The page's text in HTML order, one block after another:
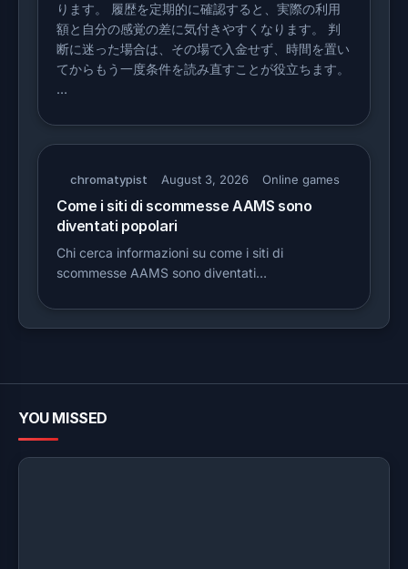
ります。 履歴を定期的に確認すると、実際の利用
額と自分の感覚の差に気付きやすくなります。 判
断に迷った場合は、その場で入金せず、時間を置い
てからもう一度条件を読み直すことが役立ちます。
…
chromatypist August 3, 2026 Online games
Come i siti di scommesse AAMS sono
diventati popolari
Chi cerca informazioni su come i siti di
scommesse AAMS sono diventati…
YOU MISSED